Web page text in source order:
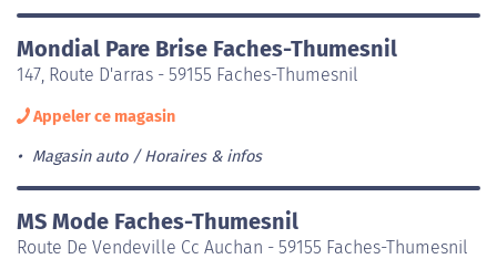
Mondial Pare Brise Faches-Thumesnil
147, Route D'arras - 59155 Faches-Thumesnil
Appeler ce magasin
Magasin auto Horaires & infos
MS Mode Faches-Thumesnil
Route De Vendeville Cc Auchan - 59155 Faches-Thumesnil